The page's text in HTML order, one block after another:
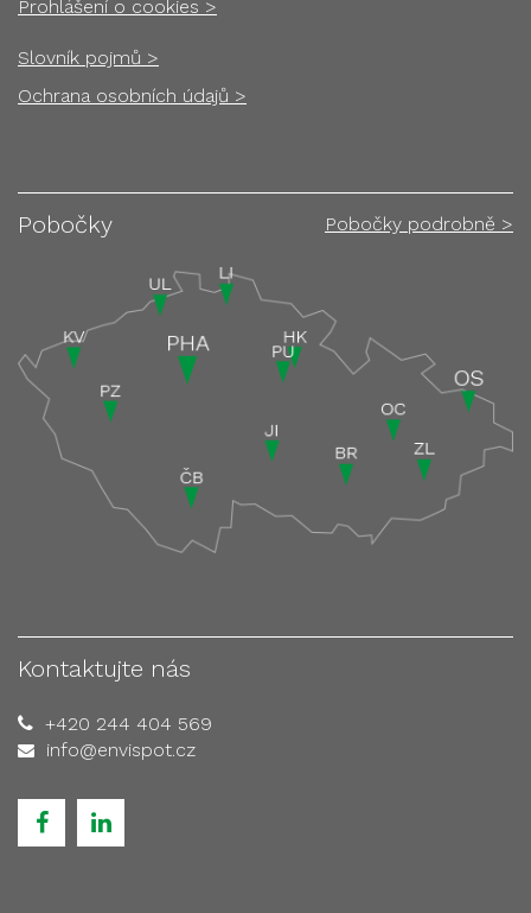
Prohlášení o cookies >
Slovník pojmů >
Ochrana osobních údajů >
Pobočky Pobočky podrobně >
Kontaktujte nás
+420 244 404 569
info@envispot.cz